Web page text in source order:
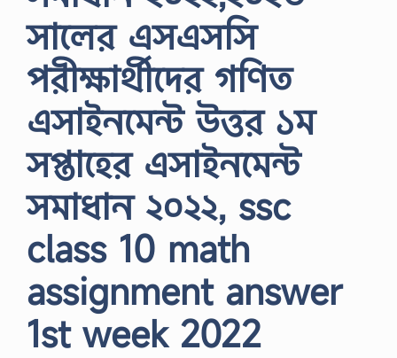
সালের এসএসসি
পরীক্ষার্থীদের গণিত
এসাইনমেন্ট উত্তর ১ম
সপ্তাহের এসাইনমেন্ট
সমাধান ২০২২, ssc
class 10 math
assignment answer
1st week 2022